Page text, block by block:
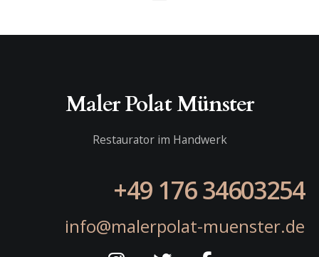
Maler Polat Münster
Restaurator im Handwerk
+49 176 34603254
info@malerpolat-muenster.de